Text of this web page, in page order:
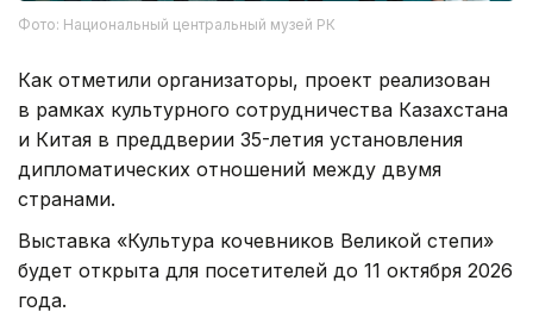
Фото: Национальный центральный музей РК
Как отметили организаторы, проект реализован
в рамках культурного сотрудничества Казахстана
и Китая в преддверии 35-летия установления
дипломатических отношений между двумя
странами.
Выставка «Культура кочевников Великой степи»
будет открыта для посетителей до 11 октября 2026
года.